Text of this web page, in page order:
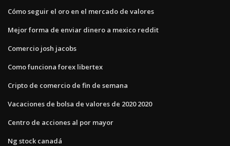
Cómo seguir el oro en el mercado de valores
Mejor forma de enviar dinero a mexico reddit
Comercio josh jacobs
Como funciona forex libertex
Cripto de comercio de fin de semana
Vacaciones de bolsa de valores de 2020 2020
Centro de acciones al por mayor
Ng stock canadá